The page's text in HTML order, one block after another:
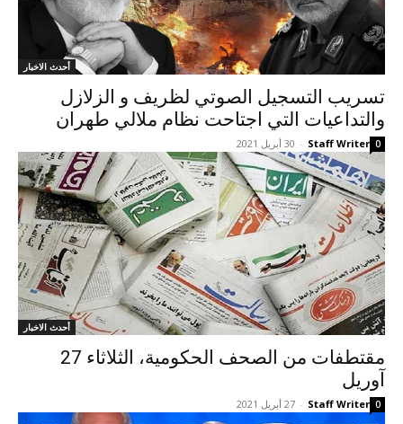
أحدث الاخبار
تسريب التسجيل الصوتي لظريف و الزلازل
والتداعيات التي اجتاحت نظام ملالي طهران
Staff Writer
- 30 أبريل 2021 0
أحدث الاخبار
مقتطفات من الصحف الحكومية، الثلاثاء 27
آوریل
Staff Writer
- 27 أبريل 2021 0